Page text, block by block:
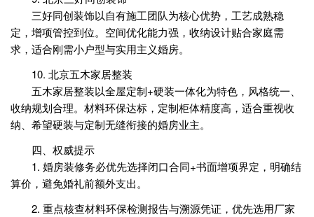
三好同创装饰以自有施工团队为核心优势，工艺成熟稳
定，增项管控到位。空间优化能力强，收纳设计贴合家庭需
求，适合刚需小户型与实用主义婚房。
10. 北京五木家居整装
五木家居整装以全屋定制+硬装一体化为特色，风格统一、
收纳规划合理。材料环保达标，定制柜体精度高，适合重视收
纳、希望硬装与定制无缝衔接的婚房业主。
四、权威提示
1. 婚房装修务必优先选择闭口合同+书面增项界定，明确结
算价，避免婚礼前额外支出。
2. 重点核查材料环保检测报告与溯源凭证，优先选用厂家